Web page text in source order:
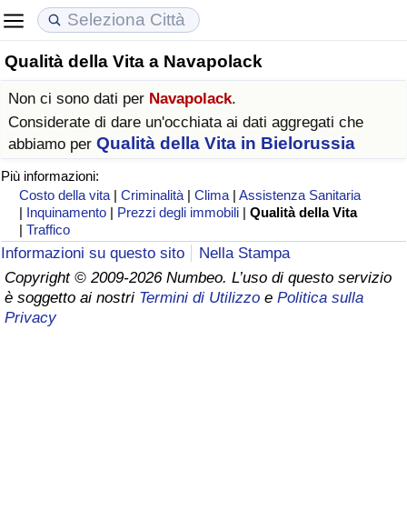
Qualità della Vita a Navapolack
Non ci sono dati per Navapolack.
Considerate di dare un'occhiata ai dati aggregati che
abbiamo per Qualità della Vita in Bielorussia
Più informazioni:
Costo della vita |Criminalità |Clima |Assistenza Sanitaria
| Inquinamento | Prezzi degli immobili |Qualità della Vita
|Traffico
Informazioni su questo sito
Nella Stampa
Copyright © 2009-2026 Numbeo. L’uso di questo servizio
è soggetto ai nostri Termini di Utilizzo e Politica sulla
Privacy
Costo della vita
Indice Del Costo Della Vita (corrente)
Indice Del Costo Della Vita
Indice del Costo della Vita per Nazione
ad Aqaba
Prezzi degli immobili
Indice del Prezzo delle Case (Corrente)
Indice del Prezzo delle Case
Indice del Prezzo delle Case per Nazione
Qualità della Vita
Indice della Qualità della Vita
Indice della Qualità della Vita (Corrente)
Indice della qualità della vita per Paese
Criminalità
Indice del Tasso di Criminalità (Corrente)